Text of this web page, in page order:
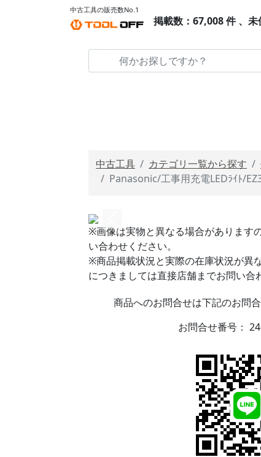
中古工具の販売数No.1
掲載数：67,008 件 、
中古工具
カテゴリ一覧から探す
Panasonic/工事用充電LEDﾗｲﾄ/
※画像は実物と異なる場合があります
い合わせください。
※商品掲載状況と実際の在庫状況が異
につきましては直接店舗までお問い合
商品へのお問合せは下記のお問
お問合せ番号：